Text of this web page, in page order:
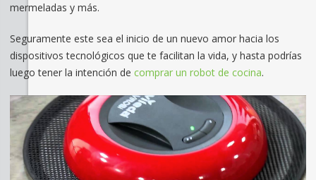
mermeladas y más.
Seguramente este sea el inicio de un nuevo amor hacia los
dispositivos tecnológicos que te facilitan la vida, y hasta podrías
luego tener la intención de comprar un robot de cocina.